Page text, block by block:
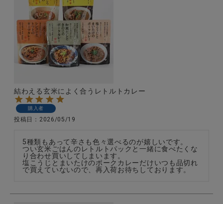
結わえる玄米によく合うレトルトカレー
購入者
投稿日 2026/05/19
5種類もあって辛さも色々選べるのが嬉しいです。
つい玄米ごはんのレトルトパックと一緒に食べたくな
り合わせ買いしてしまいます。
塩こうじとまいたけのポークカレーだけいつも品切れ
で買えていないので、再入荷お待ちしております。